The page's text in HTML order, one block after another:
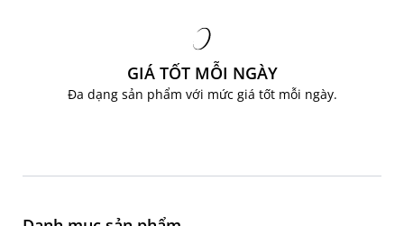
GIÁ TỐT MỖI NGÀY
Đa dạng sản phẩm với mức giá tốt mỗi ngày.